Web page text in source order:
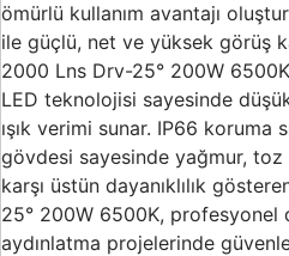
ömürlü kullanım avantajı
ile güçlü, net ve yüksek görüş
2000 Lns Drv-25° 200W
LED teknolojisi sayesinde
ışık verimi sunar. IP66 koruma
gövdesi sayesinde yağmur, toz
karşı üstün dayanıklılık
25° 200W 6500K, profesyonel
aydınlatma projelerinde